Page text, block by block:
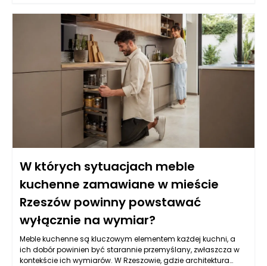
ramach swoich obowiązków zarządca ma za zadanie
analizować przyszłe wydatki, planować budżet i śledzić już
poniesione koszty, aby móc wprowadzać skuteczne zmiany.
Współpraca z mieszkańcami, wykonawcami oraz
dostawcami usług pozwala na lepsze negocjowanie
warunków umów, co w dłuższej perspektywie przyczynia się do
zmniejszenia ogólnych kosztów.
W których sytuacjach meble
kuchenne zamawiane w mieście
Rzeszów powinny powstawać
wyłącznie na wymiar?
Meble kuchenne są kluczowym elementem każdej kuchni, a
ich dobór powinien być starannie przemyślany, zwłaszcza w
kontekście ich wymiarów. W Rzeszowie, gdzie architektura